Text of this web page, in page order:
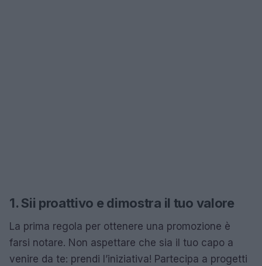
1. Sii proattivo e dimostra il tuo valore
La prima regola per ottenere una promozione è
farsi notare. Non aspettare che sia il tuo capo a
venire da te: prendi l’iniziativa! Partecipa a progetti